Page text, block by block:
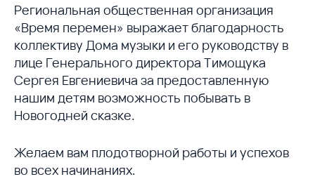
Региональная общественная организация
«Время перемен» выражает благодарность
коллективу Дома музыки и его руководству в
лице Генерального директора Тимощука
Сергея Евгениевича за предоставленную
нашим детям возможность побывать в
Новогодней сказке.
Желаем вам плодотворной работы и успехов
во всех начинаниях.